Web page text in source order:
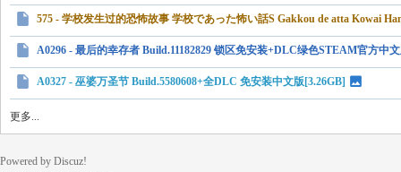
575 - 学校发生过的恐怖故事 学校であった怖い話S Gakkou de atta Kowai
A0296 - 最后的幸存者 Build.11182829 锁区免安装+DLC绿色STEAM官方中
A0327 - 巫婆万圣节 Build.5580608+全DLC 免安装中文版[3.26GB]
更多...
Powered by Discuz!